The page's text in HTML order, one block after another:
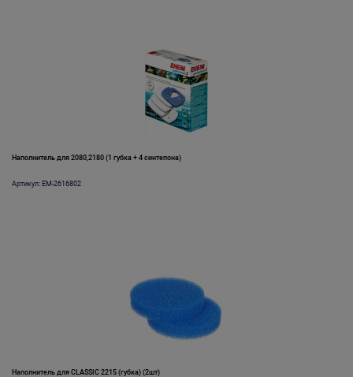
Наполнитель для 2080,2180 (1 губка + 4 синтепона)
Артикул: EM-2616802
Наполнитель для CLASSIC 2215 (губка) (2шт)